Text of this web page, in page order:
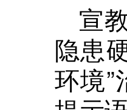
宣
隐患
环境